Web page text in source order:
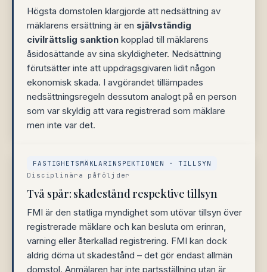
Högsta domstolen klargjorde att nedsättning av
mäklarens ersättning är en självständig
civilrättslig sanktion kopplad till mäklarens
åsidosättande av sina skyldigheter. Nedsättning
förutsätter inte att uppdragsgivaren lidit någon
ekonomisk skada. I avgörandet tillämpades
nedsättningsregeln dessutom analogt på en person
som var skyldig att vara registrerad som mäklare
men inte var det.
FASTIGHETSMÄKLARINSPEKTIONEN · TILLSYN
Disciplinära påföljder
Två spår: skadestånd respektive tillsyn
FMI är den statliga myndighet som utövar tillsyn över
registrerade mäklare och kan besluta om erinran,
varning eller återkallad registrering. FMI kan dock
aldrig döma ut skadestånd – det gör endast allmän
domstol. Anmälaren har inte partsställning utan är